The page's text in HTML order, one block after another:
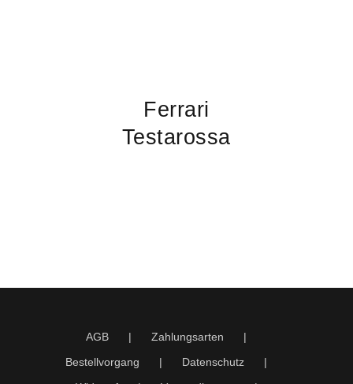
Ferrari
Testarossa
AGB
Zahlungsarten
Bestellvorgang
Datenschutz